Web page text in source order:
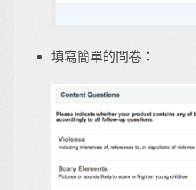
填寫簡單的問卷：